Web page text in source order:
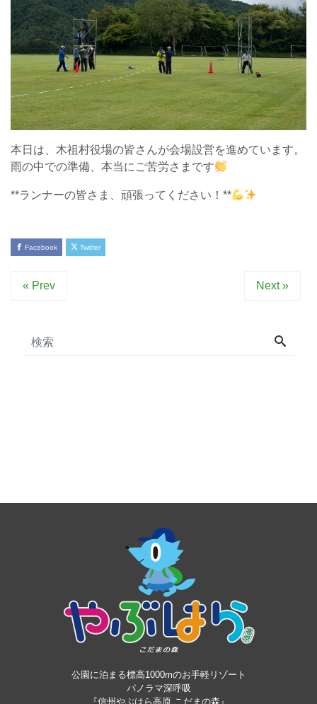
本日は、木祖村役場の皆さんが会場設営を進めています。
雨の中での準備、本当にご苦労さまです
**ランナーの皆さま、頑張ってください！**
Facebook Twitter
« Prev Next »
公園に泊まる標高1000mのお手軽リゾート
パノラマ深呼吸
『信州やぶはら高原 こだまの森』